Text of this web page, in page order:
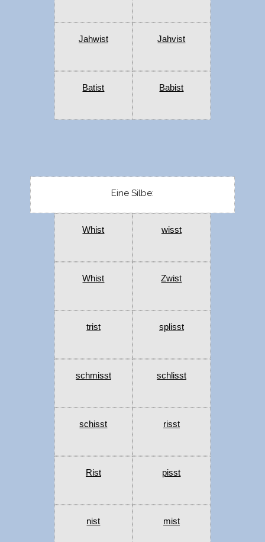
Jahwist Jahvist
Batist Babist
Eine Silbe:
Whist wisst
Whist Zwist
trist splisst
schmisst schlisst
schisst risst
Rist pisst
nist mist